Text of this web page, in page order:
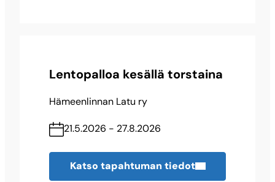
Lentopalloa kesällä torstaina
Hämeenlinnan Latu ry
21.5.2026 - 27.8.2026
Katso tapahtuman tiedot